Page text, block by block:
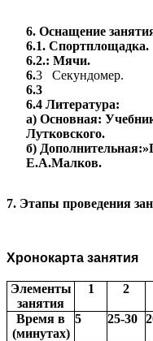
6. Оснащение
6.1. Спортплощадка.
6.2.: Мячи.
6.3 Секундомер.
6.3
6.4 Литература:
а) Основная:
Лутковского.
б)
Е.А.Малков.
7. Этапы проведения
Хронокарта занятия
Элементы
занятия
1 2
Время в
(минутах)
5 25-30